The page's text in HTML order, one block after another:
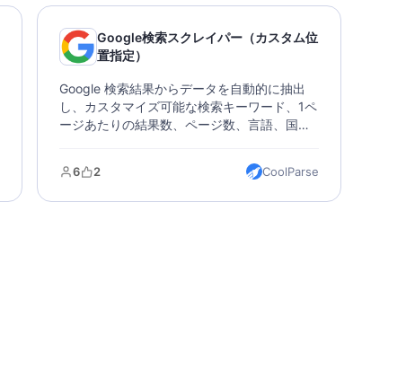
Google検索スクレイパー（カスタム位
置指定）
Google 検索結果からデータを自動的に抽出
し、カスタマイズ可能な検索キーワード、1ペ
ージあたりの結果数、ページ数、言語、国、
6 2 CoolParse